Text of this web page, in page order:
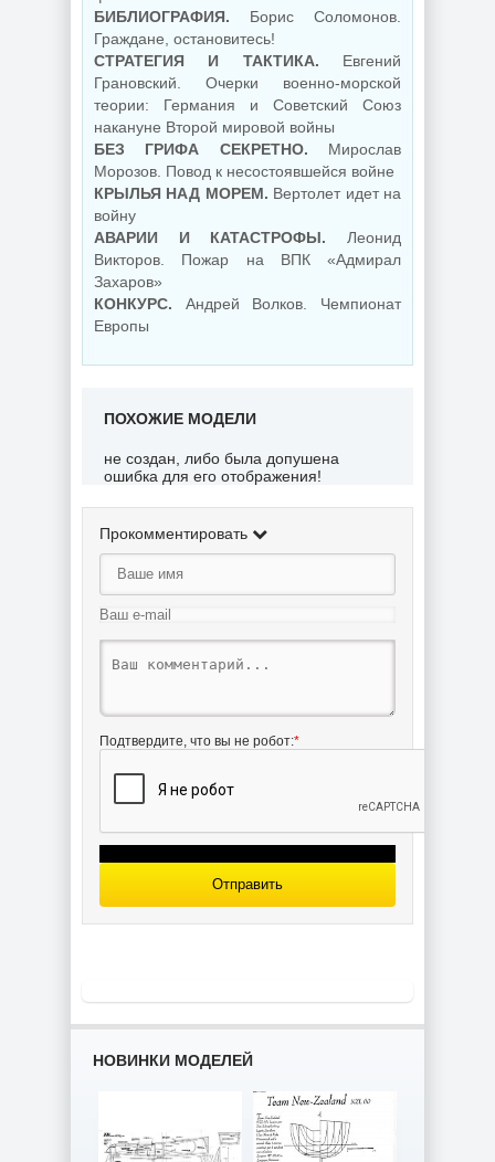
БИБЛИОГРАФИЯ. Борис Соломонов.
Граждане, остановитесь!
СТРАТЕГИЯ И ТАКТИКА. Евгений
Грановский. Очерки военно-морской
теории: Германия и Советский Союз
накануне Второй мировой войны
БЕЗ ГРИФА СЕКРЕТНО. Мирослав
Морозов. Повод к несостоявшейся войне
КРЫЛЬЯ НАД МОРЕМ. Вертолет идет на
войну
АВАРИИ И КАТАСТРОФЫ. Леонид
Викторов. Пожар на ВПК «Адмирал
Захаров»
КОНКУРС. Андрей Волков. Чемпионат
Европы
ПОХОЖИЕ МОДЕЛИ
не создан, либо была допушена
ошибка для его отображения!
Прокомментировать
Подтвердите, что вы не робот:*
Отправить
НОВИНКИ МОДЕЛЕЙ